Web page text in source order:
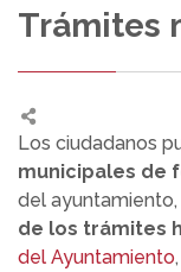
Trámites
Los ciudadanos
municipales de
del ayuntamiento,
de los trámites
del Ayuntamiento